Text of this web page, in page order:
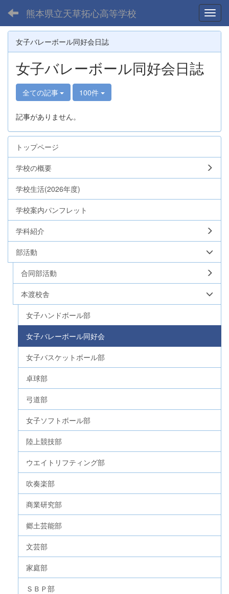
熊本県立天草拓心高等学校
女子バレーボール同好会日誌
女子バレーボール同好会日誌
全ての記事 100件
記事がありません。
トップページ
学校の概要
学校生活(2026年度)
学校案内パンフレット
学科紹介
部活動
合同部活動
本渡校舎
女子ハンドボール部
女子バレーボール同好会
女子バスケットボール部
卓球部
弓道部
女子ソフトボール部
陸上競技部
ウエイトリフティング部
吹奏楽部
商業研究部
郷土芸能部
文芸部
家庭部
ＳＢＰ部